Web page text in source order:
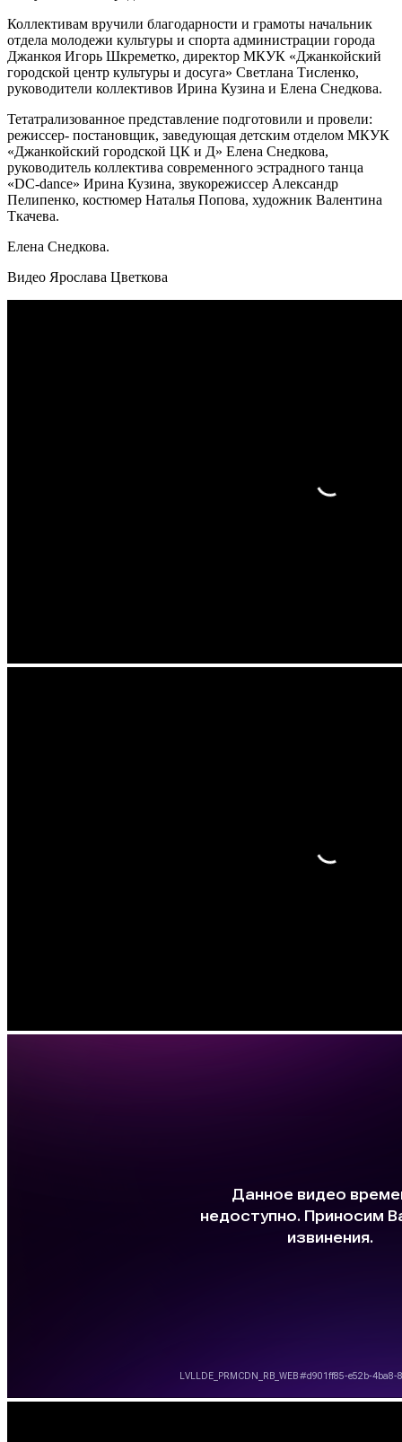
Коллективам вручили благодарности и грамоты начальник
отдела молодежи культуры и спорта администрации города
Джанкоя Игорь Шкреметко, директор МКУК «Джанкойский
городской центр культуры и досуга» Светлана Тисленко,
руководители коллективов Ирина Кузина и Елена Снедкова.
Тетатрализованное представление подготовили и провели:
режиссер- постановщик, заведующая детским отделом МКУК
«Джанкойский городской ЦК и Д» Елена Снедкова,
руководитель коллектива современного эстрадного танца
«DC-dance» Ирина Кузина, звукорежиссер Александр
Пелипенко, костюмер Наталья Попова, художник Валентина
Ткачева.
Елена Снедкова.
Видео Ярослава Цветкова